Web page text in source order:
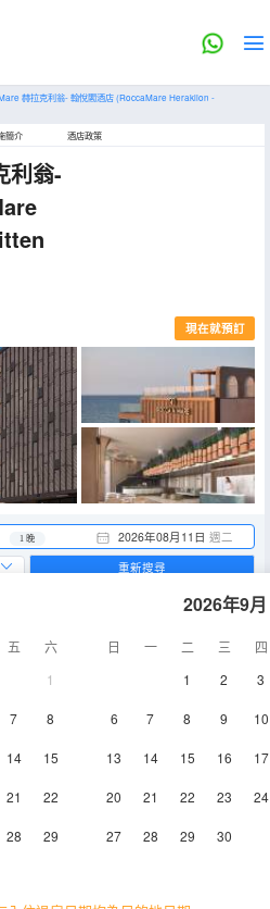
赫拉克利翁- 翰悅閣酒店(RoccaMare Heraklion -
簡介 酒店政策
利翁-
現在就預訂
2026年08月11日 週二
1 晚
五
六
1
7 8
14 15
21 22
28 29
2026年9月
日 一 二 三
四
1
2 3
6 7 8 9 10
13 14 15 16 17
20 21 22 23 24
27 28 29 30
重新搜尋
淋浴
高級房，側海景
23㎡ 空調 淋浴